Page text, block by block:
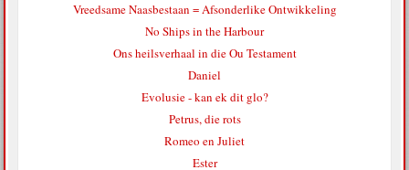
Vreedsame Naasbestaan = Afsonderlike Ontwikkeling
No Ships in the Harbour
Ons heilsverhaal in die Ou Testament
Daniel
Evolusie - kan ek dit glo?
Petrus, die rots
Romeo en Juliet
Ester